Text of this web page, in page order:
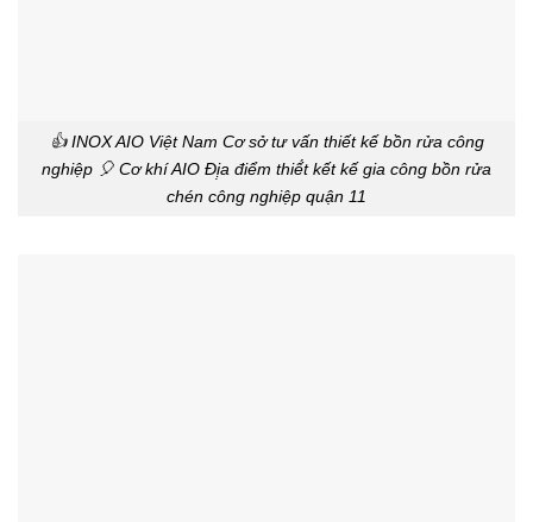
👍 INOX AIO Việt Nam Cơ sở tư vấn thiết kế bồn rửa công
nghiệp 🎈 Cơ khí AIO Đị̣a điểm thiế́t kết kế gia công bồn rửa
chén công nghiệp quận 11